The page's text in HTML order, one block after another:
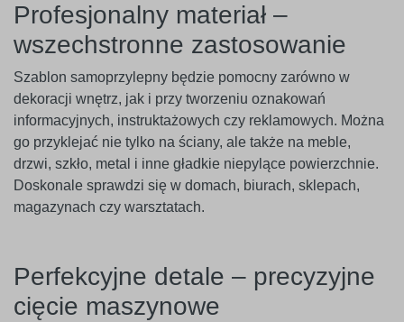
Profesjonalny materiał –
wszechstronne zastosowanie
Szablon samoprzylepny będzie pomocny zarówno w
dekoracji wnętrz, jak i przy tworzeniu oznakowań
informacyjnych, instruktażowych czy reklamowych. Można
go przyklejać nie tylko na ściany, ale także na meble,
drzwi, szkło, metal i inne gładkie niepylące powierzchnie.
Doskonale sprawdzi się w domach, biurach, sklepach,
magazynach czy warsztatach.
Perfekcyjne detale – precyzyjne
cięcie maszynowe